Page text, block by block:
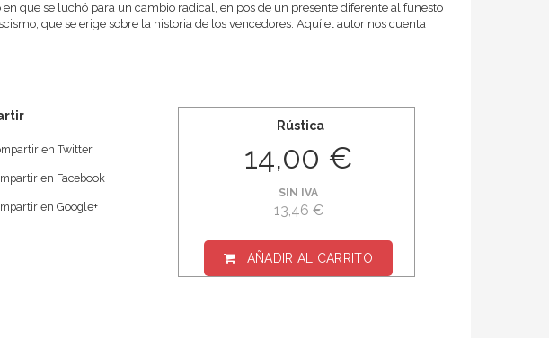
que se luchó para un cambio radical, en pos de un presente diferente al funesto
que se erige sobre la historia de los vencedores. Aquí el autor nos cuenta
en Twitter
en Facebook
en Google+
Rústica
14,00 €
SIN IVA
13,46 €
AÑADIR AL CARRITO